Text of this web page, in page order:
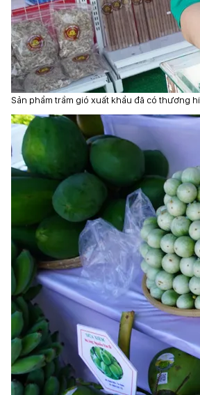
Sản phẩm trầm gió xuất khẩu đã có thương